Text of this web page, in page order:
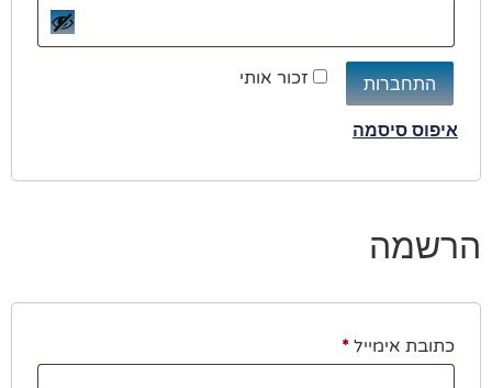
זכור אותי התחברות
איפוס סיסמה
הרשמה
כתובת אימייל *